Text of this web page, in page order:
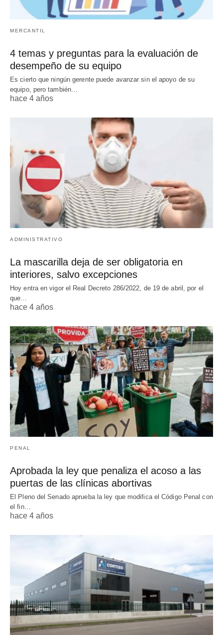
MERCANTIL
4 temas y preguntas para la evaluación de
desempeño de su equipo
Es cierto que ningún gerente puede avanzar sin el apoyo de su
equipo, pero también…
hace 4 años
ADMINISTRATIVO
La mascarilla deja de ser obligatoria en
interiores, salvo excepciones
Hoy entra en vigor el Real Decreto 286/2022, de 19 de abril, por el
que…
hace 4 años
PENAL
Aprobada la ley que penaliza el acoso a las
puertas de las clínicas abortivas
El Pleno del Senado aprueba la ley que modifica el Código Penal con
el fin…
hace 4 años